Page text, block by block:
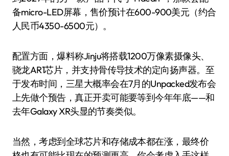
备micro-LED屏幕，售价预计在600-900美元（约合
人民币4350-6500元）。
配置方面，爆料称Jinju将搭载1200万像素摄像头、
骁龙AR1芯片，并支持骨传导技术的定向扬声器。至
于发布时间，三星大概率会在7月的Unpacked发布会
上先做个预告，真正开卖可能要等到今年年底——和
去年Galaxy XR头显的节奏类似。
当然，考虑到全球芯片和存储成本都在涨，最终价